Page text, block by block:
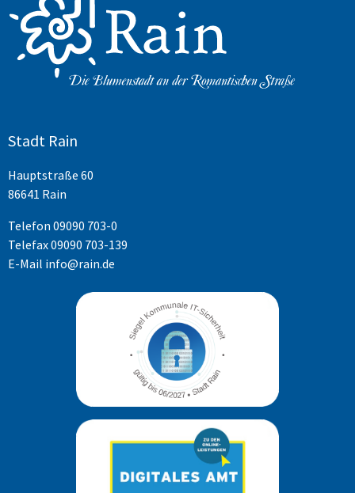
Stadt Rain
Hauptstraße 60
86641 Rain
Telefon 09090 703-0
Telefax 09090 703-139
E-Mail info@rain.de